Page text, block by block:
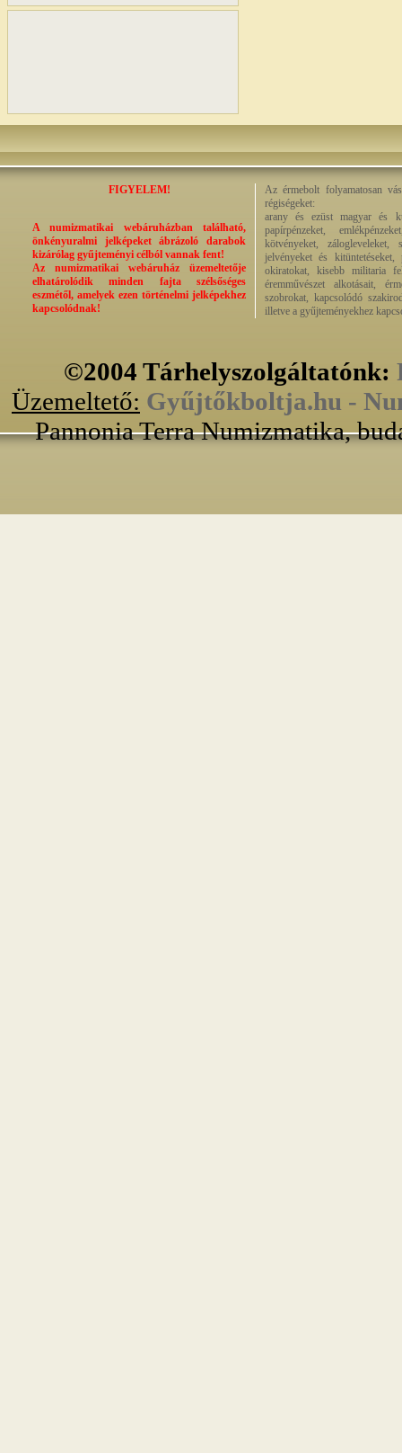
FIGYELEM!
A numizmatikai webáruházban található,
önkényuralmi jelképeket ábrázoló darabok
kizárólag gyűjteményi célból vannak fent!
Az numizmatikai webáruház üzemeltetője
elhatárolódik minden fajta szélsőséges
eszmétől, amelyek ezen történelmi jelképekhez
kapcsolódnak!
Az érmebolt folyamatosan
régiségeket:
arany és ezüst magyar és
papírpénzeket,
kötvényeket,
jelvényeket és kitüntetéseket,
okiratokat, kisebb militaria
éremművészet alkotásait,
szobrokat, kapcsolódó
illetve a gyűjteményekhez
©2004 Tárhelyszolgáltatónk:
Üzemeltető: Gyűjtőkboltja.hu -
Pannonia Terra Numizmatika,